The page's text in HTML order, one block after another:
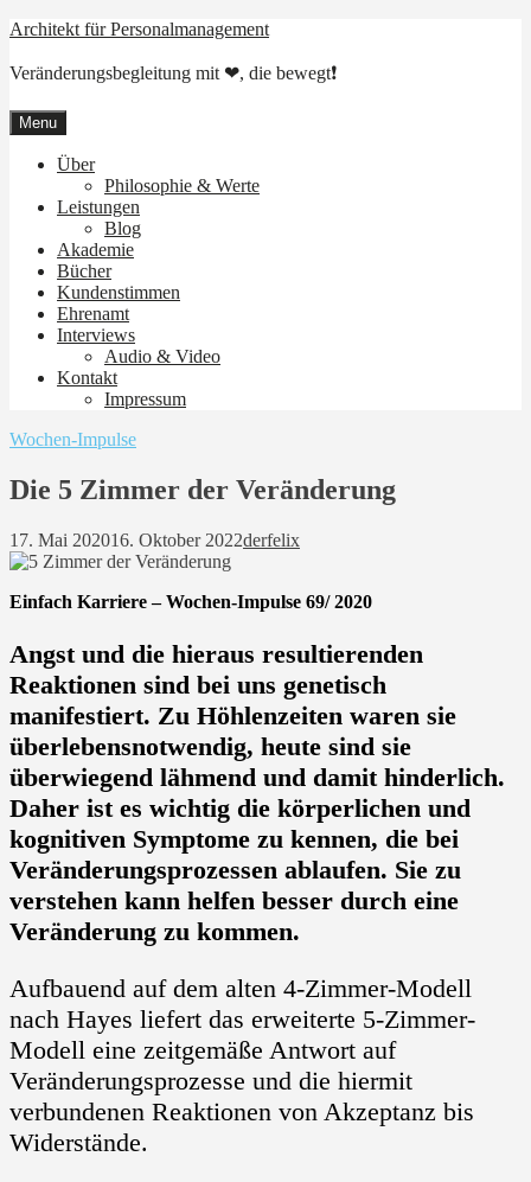
Skip
content
Architekt für Personalmanagement
Veränderungsbegleitung mit ❤, die bewegt❗
Menu
Über
Philosophie & Werte
Leistungen
Blog
Akademie
Bücher
Kundenstimmen
Ehrenamt
Interviews
Audio & Video
Kontakt
Impressum
Wochen-Impulse
Die 5 Zimmer der Veränderung
17. Mai 202016. Oktober 2022derfelix
Einfach Karriere – Wochen-Impulse 69/ 2020
Angst und die hieraus resultierenden
Reaktionen sind bei uns genetisch
manifestiert. Zu Höhlenzeiten waren sie
überlebensnotwendig, heute sind sie
überwiegend lähmend und damit hinderlich.
Daher ist es wichtig die körperlichen und
kognitiven Symptome zu kennen, die bei
Veränderungsprozessen ablaufen. Sie zu
verstehen kann helfen besser durch eine
Veränderung zu kommen.
Aufbauend auf dem alten 4-Zimmer-Modell
nach Hayes liefert das erweiterte 5-Zimmer-
Modell eine zeitgemäße Antwort auf
Veränderungsprozesse und die hiermit
verbundenen Reaktionen von Akzeptanz bis
Widerstände.